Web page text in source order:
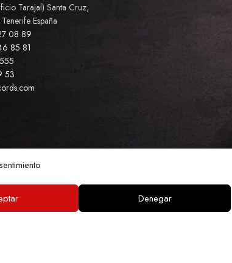
Denegar
Tarajal) Santa Cruz,
España
08 89
85 81
53
ACCESIBILIDAD